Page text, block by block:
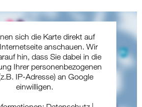
sich die Karte direkt auf
anschauen. Wir
hin, dass Sie dabei in die
Ihrer personenbezogenen
IP-Adresse) an Google
einwilligen.